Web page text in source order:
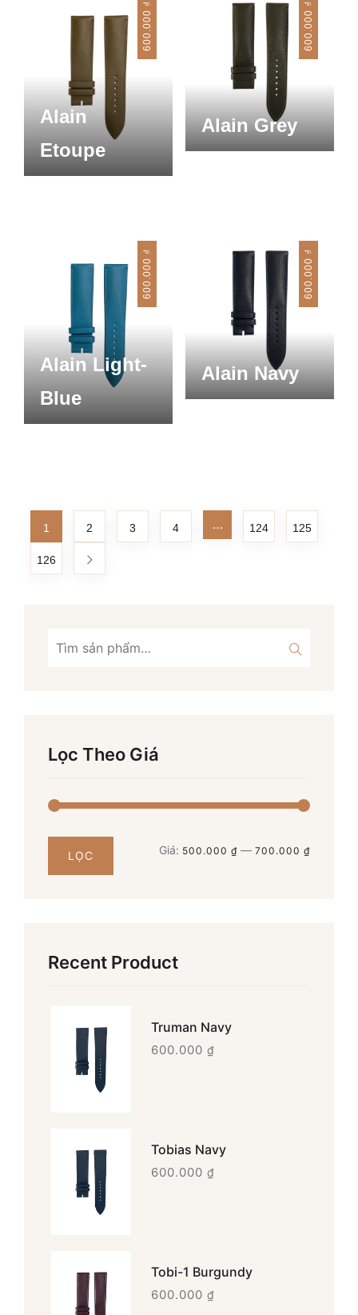
600.000
₫
Alain
Etoupe
600.000
₫
Alain Grey
600.000
₫
Alain Light-
Blue
600.000
₫
Alain Navy
1 2 3 4 … 124 125
126
Tìm
Lọc Theo Giá
Giá
Giá
LỌC Giá: 500.000 ₫ — 700.000 ₫
Recent Product
Truman Navy
600.000 ₫
Tobias Navy
600.000 ₫
Tobi-1 Burgundy
600.000 ₫